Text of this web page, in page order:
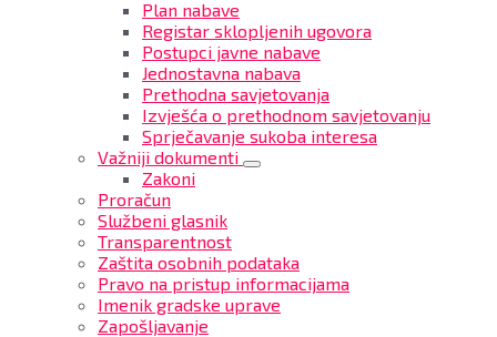
Plan nabave
Registar sklopljenih ugovora
Postupci javne nabave
Jednostavna nabava
Prethodna savjetovanja
Izvješća o prethodnom savjetovanju
Sprječavanje sukoba interesa
Važniji dokumenti
Zakoni
Proračun
Službeni glasnik
Transparentnost
Zaštita osobnih podataka
Pravo na pristup informacijama
Imenik gradske uprave
Zapošljavanje